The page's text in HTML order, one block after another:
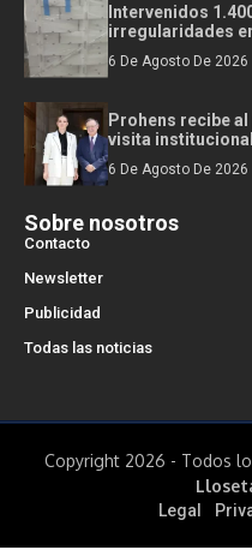
Intervenidos
irregularidades
6 De Agosto De 2026
Prohens recibe
visita
6 De Agosto De 2026
Sobre nosotros
Contacto
Newsletter
Publicidad
Todas las noticias
Copyright 2026 - Todos
Legal